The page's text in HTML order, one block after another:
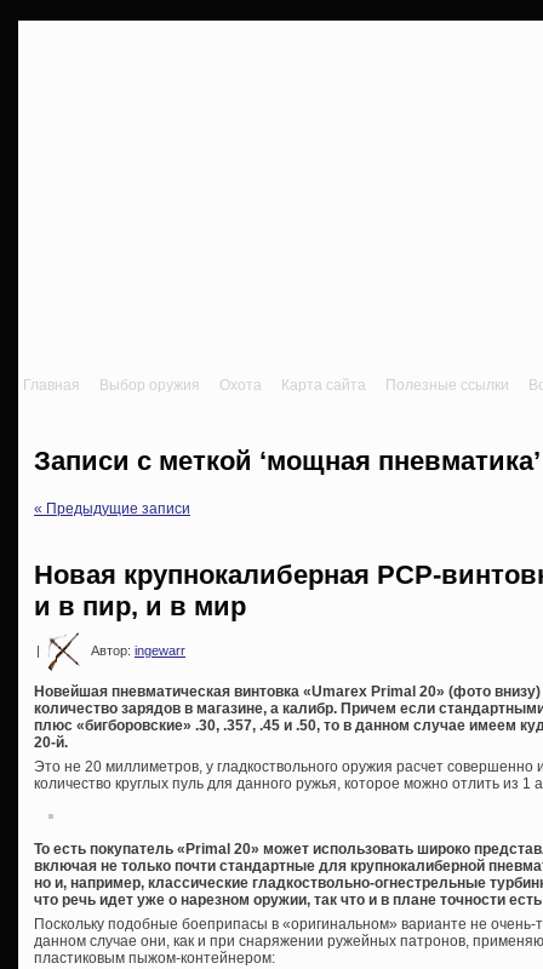
Главная Выбор оружия Охота Карта сайта Полезные ссылки
Записи с меткой ‘мощная пневматика’
« Предыдущие записи
Новая крупнокалиберная PCP-
и в пир, и в мир
| Автор: ingewarr
Новейшая пневматическая винтовка «Umarex Primal 20» (фото
количество зарядов в магазине, а калибр. Причем если
плюс «бигборовские» .30, .357, .45 и .50, то в данном случае имеем
20-й.
Это не 20 миллиметров, у гладкоствольного оружия расчет
количество круглых пуль для данного ружья, которое можно отлить из 1
То есть покупатель «Primal 20» может использовать широко
включая не только почти стандартные для крупнокалиберной
но и, например, классические гладкоствольно-огнестрельные
что речь идет уже о нарезном оружии, так что и в плане точности
Поскольку подобные боеприпасы в «оригинальном» варианте не очень-
данном случае они, как и при снаряжении ружейных патронов,
пластиковым пыжом-контейнером: